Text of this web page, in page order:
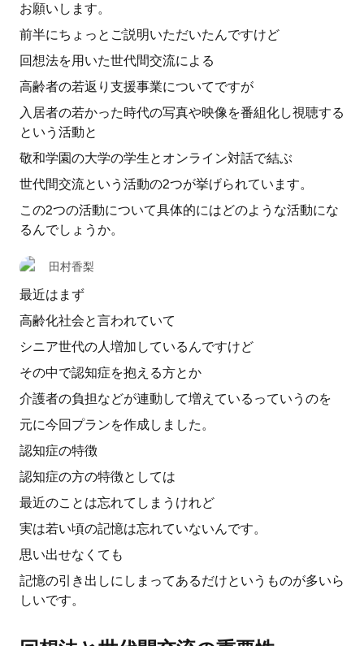
お願いします。
前半にちょっとご説明いただいたんですけど
回想法を用いた世代間交流による
高齢者の若返り支援事業についてですが
入居者の若かった時代の写真や映像を番組化し視聴する
という活動と
敬和学園の大学の学生とオンライン対話で結ぶ
世代間交流という活動の2つが挙げられています。
この2つの活動について具体的にはどのような活動にな
るんでしょうか。
田村香梨
最近はまず
高齢化社会と言われていて
シニア世代の人増加しているんですけど
その中で認知症を抱える方とか
介護者の負担などが連動して増えているっていうのを
元に今回プランを作成しました。
認知症の特徴
認知症の方の特徴としては
最近のことは忘れてしまうけれど
実は若い頃の記憶は忘れていないんです。
思い出せなくても
記憶の引き出しにしまってあるだけというものが多いら
しいです。